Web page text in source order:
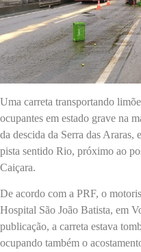
Uma carreta transportando
ocupantes em estado grave na
da descida da Serra das
pista sentido Rio, próximo ao
Caiçara.
De acordo com a PRF, o
Hospital São João Batista, em
publicação, a carreta estava
ocupando também o